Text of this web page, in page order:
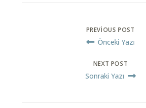
PREVIOUS POST
Önceki Yazı
NEXT POST
Sonraki Yazı